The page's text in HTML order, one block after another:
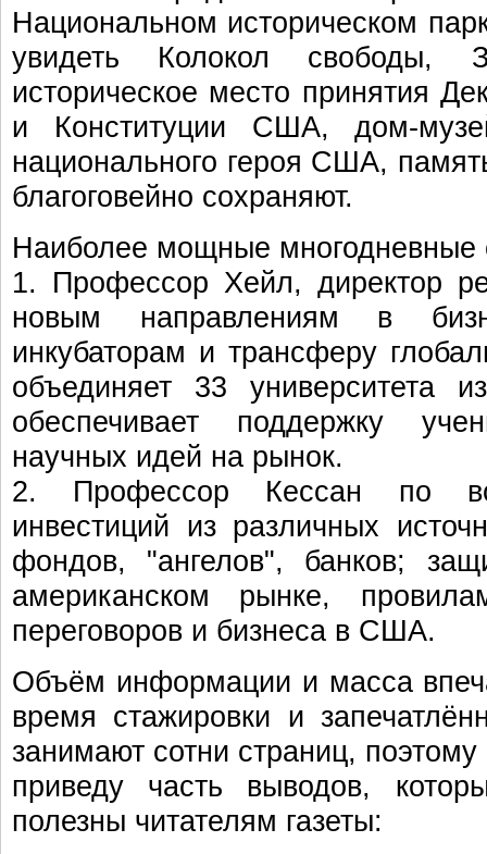
Национальном историческом
увидеть Колокол свободы,
историческое место принятия
и Конституции США, дом-
национального героя США,
благоговейно сохраняют.
Наиболее мощные многодневные
1. Профессор Хейл, директор
новым направлениям в
инкубаторам и трансферу
объединяет 33 университета
обеспечивает поддержку
научных идей на рынок.
2. Профессор Кессан по
инвестиций из различных
фондов, "ангелов", банков;
американском рынке,
переговоров и бизнеса в США.
Объём информации и масса
время стажировки и
занимают сотни страниц,
приведу часть выводов,
полезны читателям газеты: